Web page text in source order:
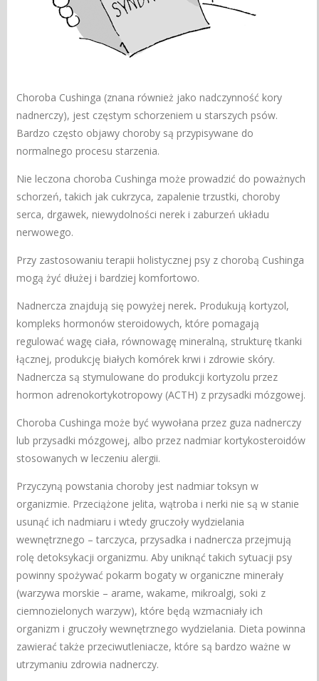
Choroba Cushinga (znana również jako nadczynność kory
nadnerczy), jest częstym schorzeniem u starszych psów.
Bardzo często objawy choroby są przypisywane do
normalnego procesu starzenia.
Nie leczona choroba Cushinga może prowadzić do poważnych
schorzeń, takich jak cukrzyca, zapalenie trzustki, choroby
serca, drgawek, niewydolności nerek i zaburzeń układu
nerwowego.
Przy zastosowaniu terapii holistycznej psy z chorobą Cushinga
mogą żyć dłużej i bardziej komfortowo.
Nadnercza znajdują się powyżej nerek. Produkują kortyzol,
kompleks hormonów steroidowych, które pomagają
regulować wagę ciała, równowagę mineralną, strukturę tkanki
łącznej, produkcję białych komórek krwi i zdrowie skóry.
Nadnercza są stymulowane do produkcji kortyzolu przez
hormon adrenokortykotropowy (ACTH) z przysadki mózgowej.
Choroba Cushinga może być wywołana przez guza nadnerczy
lub przysadki mózgowej, albo przez nadmiar kortykosteroidów
stosowanych w leczeniu alergii.
Przyczyną powstania choroby jest nadmiar toksyn w
organizmie. Przeciążone jelita, wątroba i nerki nie są w stanie
usunąć ich nadmiaru i wtedy gruczoły wydzielania
wewnętrznego – tarczyca, przysadka i nadnercza przejmują
rolę detoksykacji organizmu. Aby uniknąć takich sytuacji psy
powinny spożywać pokarm bogaty w organiczne minerały
(warzywa morskie – arame, wakame, mikroalgi, soki z
ciemnozielonych warzyw), które będą wzmacniały ich
organizm i gruczoły wewnętrznego wydzielania. Dieta powinna
zawierać także przeciwutleniacze, które są bardzo ważne w
utrzymaniu zdrowia nadnerczy.